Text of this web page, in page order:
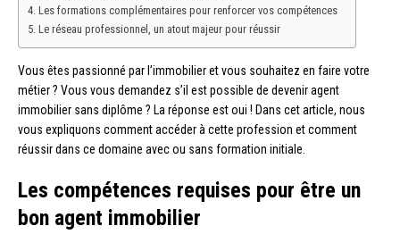
Les formations complémentaires pour renforcer vos compétences
Le réseau professionnel, un atout majeur pour réussir
Vous êtes passionné par l’immobilier et vous souhaitez en faire votre
métier ? Vous vous demandez s’il est possible de devenir agent
immobilier sans diplôme ? La réponse est oui ! Dans cet article, nous
vous expliquons comment accéder à cette profession et comment
réussir dans ce domaine avec ou sans formation initiale.
Les compétences requises pour être un
bon agent immobilier